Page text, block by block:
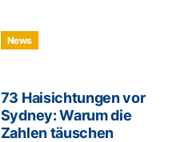
News
73 Haisichtungen vor
Sydney: Warum die
Zahlen täuschen